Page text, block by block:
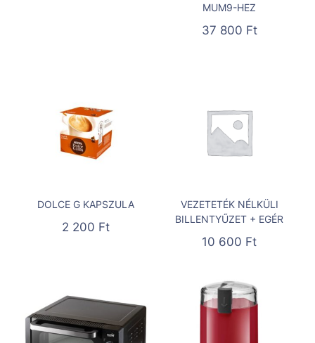
MUM9-HEZ
37 800 Ft
DOLCE G KAPSZULA
2 200 Ft
VEZETETÉK NÉLKÜLI
BILLENTYŰZET + EGÉR
10 600 Ft